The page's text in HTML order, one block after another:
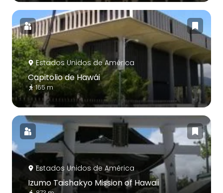
Estados Unidos de América
Capitolio de Hawái
165 m
Estados Unidos de América
Izumo Taishakyo Mission of Hawaii